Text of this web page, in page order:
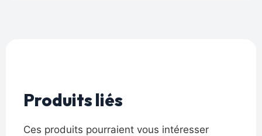
Produits liés
Ces produits pourraient vous intéresser